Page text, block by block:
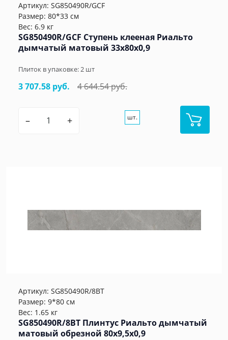
Артикул: SG850490R/GCF
Размер: 80*33 см
Вес: 6.9 кг
SG850490R/GCF Ступень клееная Риальто
дымчатый матовый 33x80x0,9
Плиток в упаковке:2 шт
3 707.58 руб. 4 644.54 руб.
– + шт.
Артикул: SG850490R/8BT
Размер: 9*80 см
Вес: 1.65 кг
SG850490R/8BT Плинтус Риальто дымчатый
матовый обрезной 80x9,5x0,9